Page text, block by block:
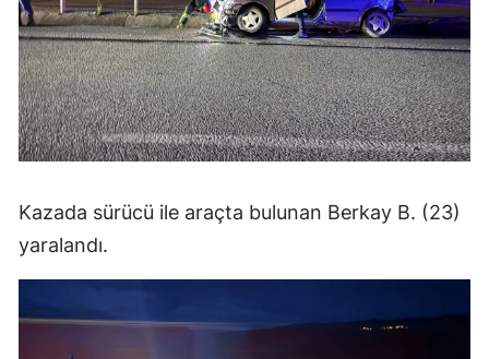
Malatya
Manisa
Kahramanmaraş
Mardin
Muğla
Kazada sürücü ile araçta bulunan Berkay B. (23)
yaralandı.